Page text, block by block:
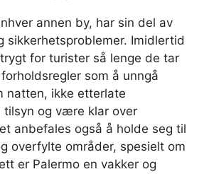
annen by, har sin del av
sikkerhetsproblemer. Imidlertid
for turister så lenge de tar
som å unngå
natten, ikke etterlate
tilsyn og være klar over
anbefales også å holde seg til
overfylte områder, spesielt om
er Palermo en vakker og